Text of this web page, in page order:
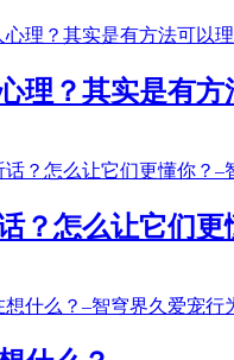
理？其实是有方
？怎么让它们更